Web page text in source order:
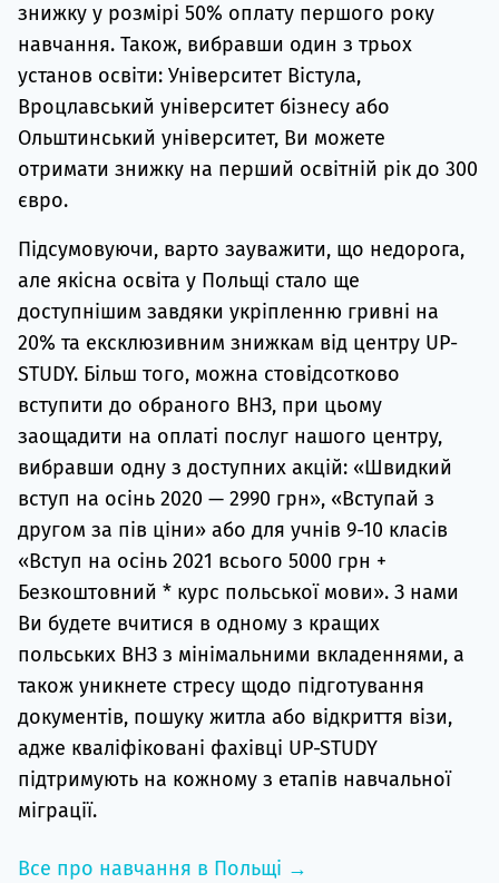
знижку у розмірі 50% оплату першого року
навчання. Також, вибравши один з трьох
установ освіти: Університет Вістула,
Вроцлавський університет бізнесу або
Ольштинський університет, Ви можете
отримати знижку на перший освітній рік до 300
євро.
Підсумовуючи, варто зауважити, що недорога,
але якісна освіта у Польщі стало ще
доступнішим завдяки укріпленню гривні на
20% та ексклюзивним знижкам від центру UP-
STUDY. Більш того, можна стовідсотково
вступити до обраного ВНЗ, при цьому
заощадити на оплаті послуг нашого центру,
вибравши одну з доступних акцій: «Швидкий
вступ на осінь 2020 — 2990 грн», «Вступай з
другом за пів ціни» або для учнів 9-10 класів
«Вступ на осінь 2021 всього 5000 грн +
Безкоштовний * курс польської мови». З нами
Ви будете вчитися в одному з кращих
польських ВНЗ з мінімальними вкладеннями, а
також уникнете стресу щодо підготування
документів, пошуку житла або відкриття візи,
адже кваліфіковані фахівці UP-STUDY
підтримують на кожному з етапів навчальної
міграції.
Все про навчання в Польщі →